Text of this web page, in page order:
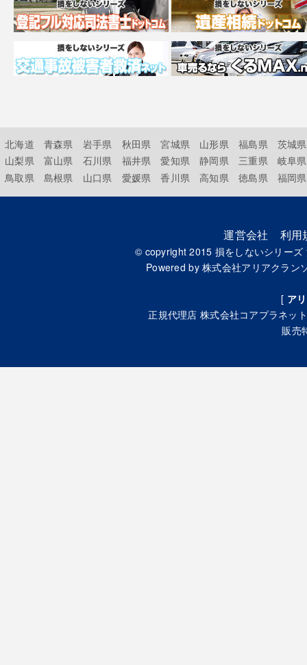
北海道 青森県 岩手県 秋田県 宮城県 山形県 福島県
茨城県
山梨県
富山県 石川県 福井県 愛知県 静岡県 三重県
岐阜県
鳥取県
島根県 山口県 愛媛県 香川県 高知県 徳島県 福岡県
運営会社 利用
© copyright 2015 損をしないシリー
Powered by株式会社アリアクラン
[ ア
正規代理店 株式会社コアプラネッ
販売